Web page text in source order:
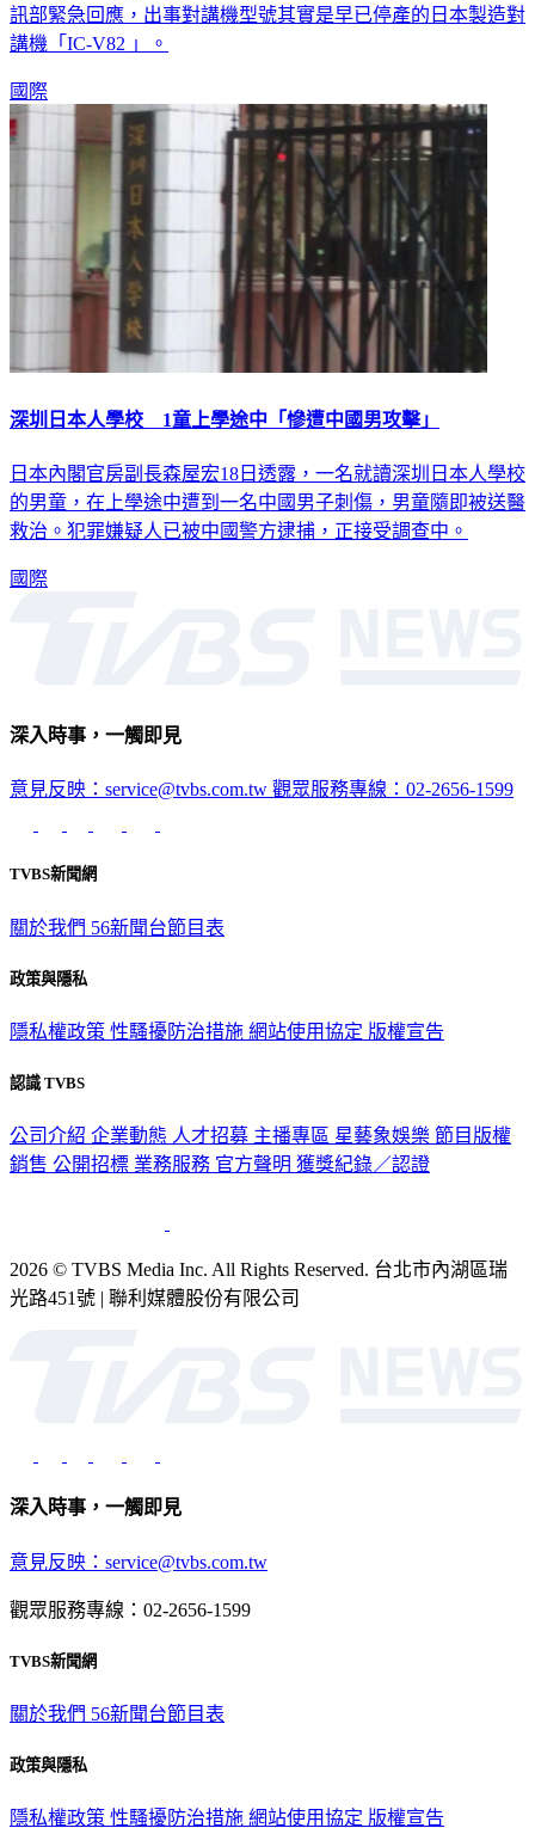
訊部緊急回應，出事對講機型號其實是早已停產的日本製造對
講機「IC-V82 」。
國際
深圳日本人學校 1童上學途中「慘遭中國男攻擊」
日本內閣官房副長森屋宏18日透露，一名就讀深圳日本人學校
的男童，在上學途中遭到一名中國男子刺傷，男童隨即被送醫
救治。犯罪嫌疑人已被中國警方逮捕，正接受調查中。
國際
深入時事，一觸即見
意見反映：service@tvbs.com.tw 觀眾服務專線：02-2656-1599
TVBS新聞網
關於我們 56新聞台節目表
政策與隱私
隱私權政策 性騷擾防治措施 網站使用協定 版權宣告
認識 TVBS
公司介紹 企業動態 人才招募 主播專區 星藝象娛樂 節目版權
銷售 公開招標 業務服務 官方聲明 獲獎紀錄／認證
2026 © TVBS Media Inc. All Rights Reserved. 台北市內湖區瑞
光路451號 | 聯利媒體股份有限公司
深入時事，一觸即見
意見反映：service@tvbs.com.tw
觀眾服務專線：02-2656-1599
TVBS新聞網
關於我們 56新聞台節目表
政策與隱私
隱私權政策 性騷擾防治措施 網站使用協定 版權宣告